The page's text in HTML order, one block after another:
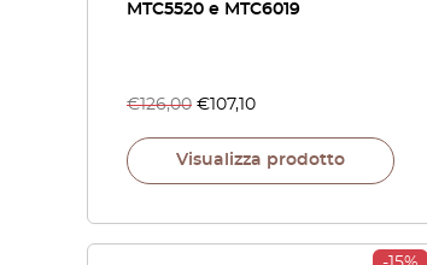
MTC5520 e MTC6019
€126,00 € 107,10
Visualizza prodotto